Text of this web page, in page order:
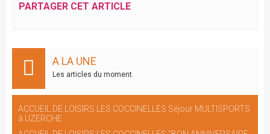
PARTAGER CET ARTICLE
A LA UNE
Les articles du moment.
ACCUEIL DE LOISIRS LES COCCINELLES Séjour MULTISPORTS
à UZERCHE